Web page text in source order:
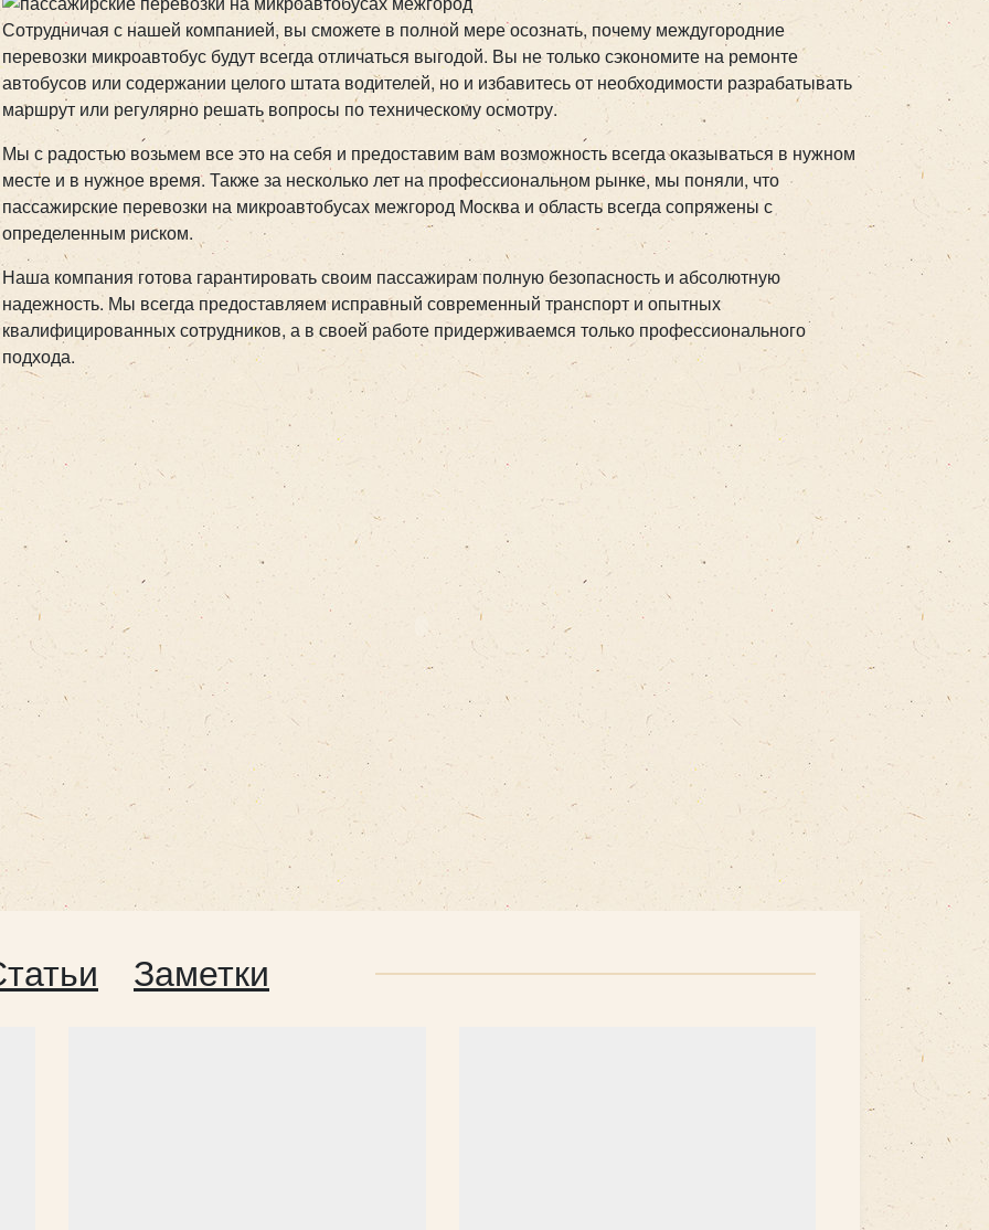
Сотрудничая с нашей компанией, вы сможете в полной мере осознать, почему междугородние
перевозки микроавтобус будут всегда отличаться выгодой. Вы не только сэкономите на ремонте
автобусов или содержании целого штата водителей, но и избавитесь от необходимости разрабатывать
маршрут или регулярно решать вопросы по техническому осмотру.
Мы с радостью возьмем все это на себя и предоставим вам возможность всегда оказываться в нужном
месте и в нужное время. Также за несколько лет на профессиональном рынке, мы поняли, что
пассажирские перевозки на микроавтобусах межгород Москва и область всегда сопряжены с
определенным риском.
Наша компания готова гарантировать своим пассажирам полную безопасность и абсолютную
надежность. Мы всегда предоставляем исправный современный транспорт и опытных
квалифицированных сотрудников, а в своей работе придерживаемся только профессионального
подхода.
Заметки